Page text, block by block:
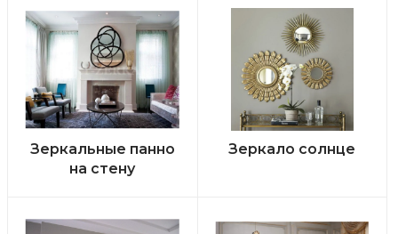
Зеркальные панно
на стену
Зеркало солнце